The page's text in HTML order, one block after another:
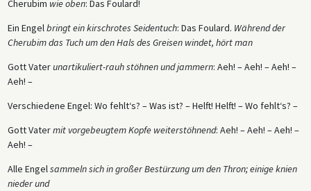
Cherubim wie oben: Das Foulard!
Ein Engelbringt ein kirschrotes Seidentuch: Das Foulard. Während der
Cherubim das Tuch um den Hals des Greisen windet, hört man
Gott Vaterunartikuliert-rauh stöhnen und jammern: Aeh! – Aeh! – Aeh! –
Aeh! –
Verschiedene Engel: Wo fehlt‘s? – Was ist? – Helft! Helft! – Wo fehlt‘s? –
Gott Vatermit vorgebeugtem Kopfe weiterstöhnend: Aeh! – Aeh! – Aeh! –
Aeh! –
Alle Engelsammeln sich in großer Bestürzung um den Thron; einige knien
nieder und